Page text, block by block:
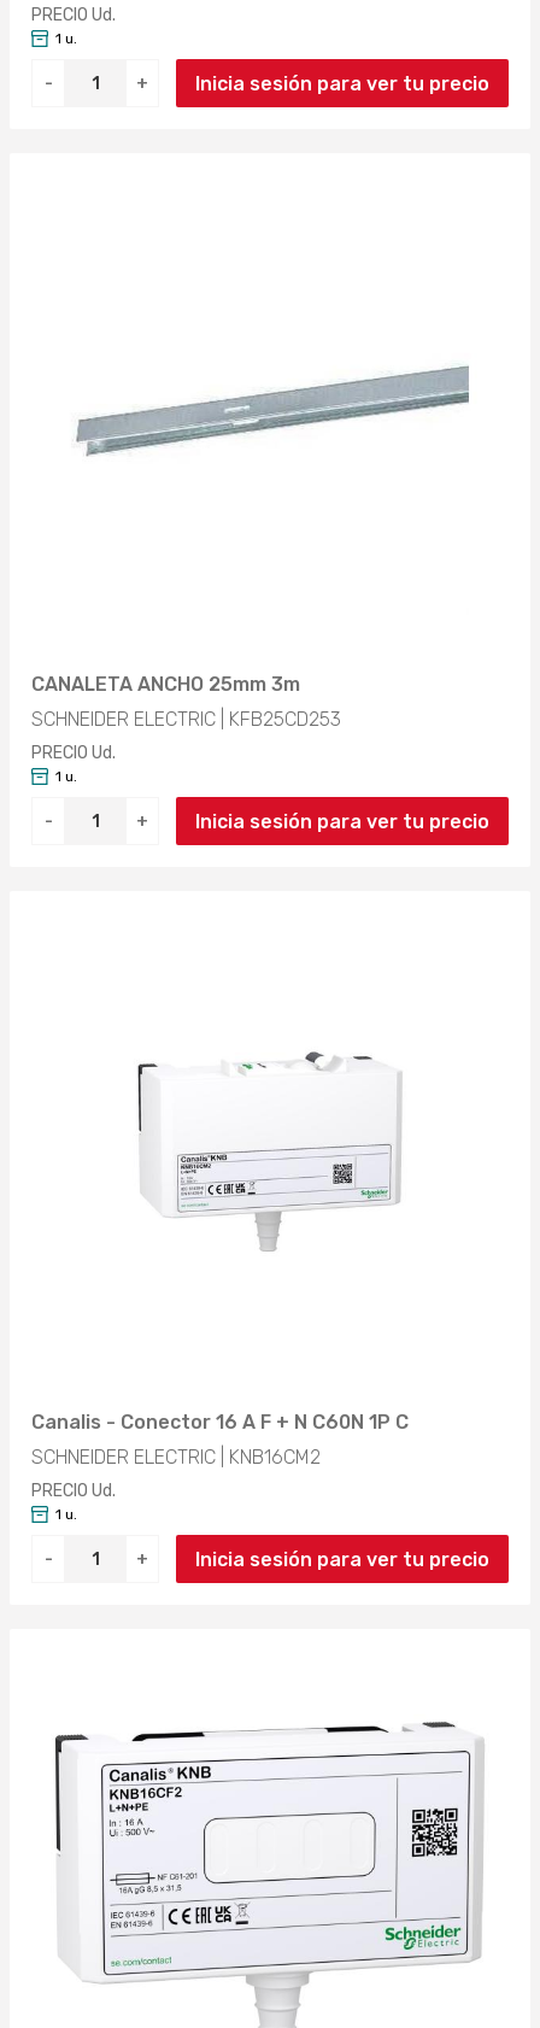
PRECIO Ud.
- +
1 u.
Inicia sesión para ver tu precio
CANALETA ANCHO 25mm 3m
SCHNEIDER ELECTRIC | KFB25CD253
PRECIO Ud.
- +
1 u.
Inicia sesión para ver tu precio
Canalis - Conector 16 A F + N C60N 1P C
SCHNEIDER ELECTRIC | KNB16CM2
PRECIO Ud.
- +
1 u.
Inicia sesión para ver tu precio